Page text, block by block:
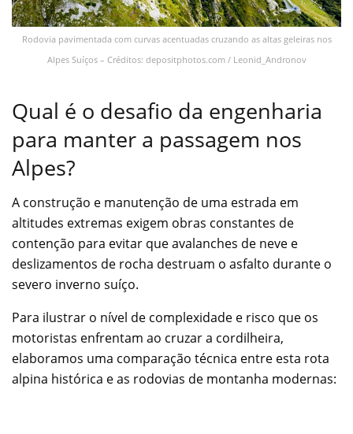
Rodovia pavimentada com curvas acentuadas cruzando as altas geleiras nos
Alpes Suíços – Créditos: depositphotos.com / Leonid_Andronov
Qual é o desafio da engenharia
para manter a passagem nos
Alpes?
A construção e manutenção de uma estrada em
altitudes extremas exigem obras constantes de
contenção para evitar que avalanches de neve e
deslizamentos de rocha destruam o asfalto durante o
severo inverno suíço.
Para ilustrar o nível de complexidade e risco que os
motoristas enfrentam ao cruzar a cordilheira,
elaboramos uma comparação técnica entre esta rota
alpina histórica e as rodovias de montanha modernas: